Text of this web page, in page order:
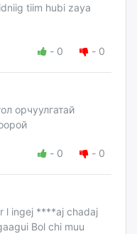
tiim hubi zaya
- 0 - 0
орчуулгатай
- 0 - 0
l ingej ****aj chadaj
Bol chi muu